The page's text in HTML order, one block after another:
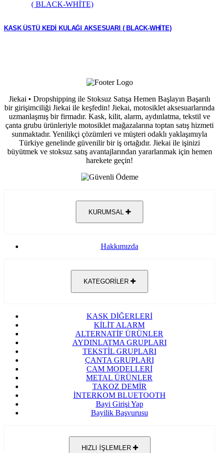
KASK ÜSTÜ KEDİ KULAĞI AKSESUARI ( BLACK-WHİTE)
Jiekai • Dropshipping ile Stoksuz Satışa Hemen Başlayın Başarılı
bir girişimciliği Jiekai ile keşfedin! Jiekai, motosiklet aksesuarlarında
uzmanlaşmış bir firmadır. Kask, kilit, alarm, aydınlatma, tekstil ve
çanta grubu ürünleriyle motosiklet mağazalarına toptan satış hizmeti
sunmaktadır. Yenilikçi çözümleri ve müşteri odaklı yaklaşımıyla
Türkiye genelinde güvenilir bir iş ortağıdır. Jiekai ile işinizi
büyütmek ve stoksuz satış avantajlarından yararlanmak için hemen
harekete geçin!
KURUMSAL
Hakkımızda
KATEGORİLER
KASK DİĞERLERİ
KİLİT ALARM
ALTERNATİF ÜRÜNLER
AYDINLATMA GRUPLARI
TEKSTİL GRUPLARI
ÇANTA GRUPLARI
CAM MODELLERİ
METAL ÜRÜNLER
TAKOZ DEMİR
İNTERKOM BLUETOOTH
Bayi Girişi Yap
Bayilik Başvurusu
HIZLI İŞLEMLER